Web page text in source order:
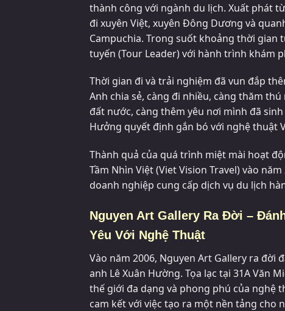
thành công với ngành du lịch. Xuất phát
đi xuyên Việt, xuyên Đông Dương và
Campuchia. Trong suốt khoảng thời gian
tuyến (Tour Leader) với hành trình khám
Thời gian đi và trải nghiệm đã vun đắp
Anh chia sẻ, càng đi nhiều, càng thăm
đất nước, càng thêm yêu nơi mình đã
Hưởng quyết định gắn bó với nghệ thuật
Thành quả của quá trình miệt mài hoạt
Tầm Nhìn Việt (Viet Vision Travel) vào
doanh nghiệp cung cấp dịch vụ du lịch
Nguyen Art Gallery Ra Đời –
Yêu Với Nghệ Thuật
Vào năm 2006, Nguyen Art Gallery ra
anh Lê Xuân Hường. Tọa lạc tại 31A Văn
thế giới đa dạng và phong phú của nghệ
cam kết với việc tạo ra một nền tảng cho